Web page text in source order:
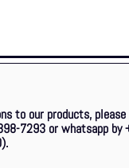
to our products,
7293 or whatsapp by